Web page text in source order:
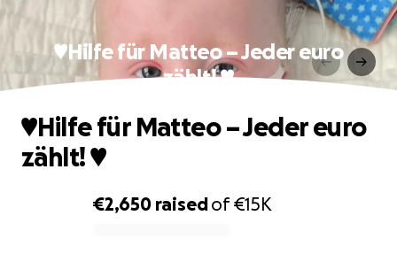
♥️Hilfe für Matteo – Jeder euro
zählt! ♥️
€2,650 raisedof€15K
♥️Hilfe für Matteo – Jeder euro
zählt! ♥️